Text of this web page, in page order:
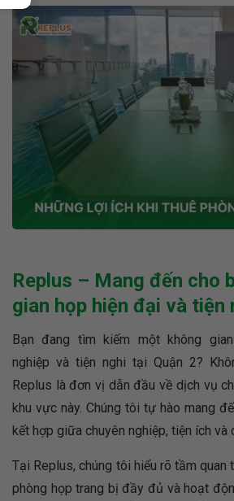
Replus – Mang đến cho
gian họp hiện đại và tiện
Bạn đang tìm kiếm một không
nghiệp và tiện nghi tại Quận 2?
Replus là đơn vị dẫn đầu về dịch vụ
khu vực này. Chúng tôi tự hào mang
kết hợp giữa chuyên nghiệp, tiện ích và
Tại Replus, chúng tôi hiểu rõ tầm quan
phòng họp trang bị đầy đủ và hoạt